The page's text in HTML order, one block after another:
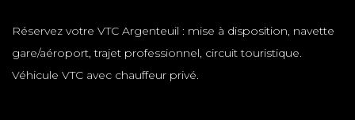
Réservez votre VTC Argenteuil : mise à disposition, navette
gare/aéroport, trajet professionnel, circuit touristique.
Véhicule VTC avec chauffeur privé.